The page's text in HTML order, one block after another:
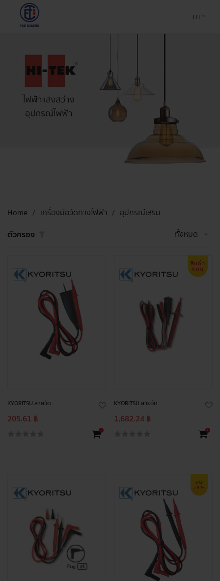
TH
Home เครื่องมือวัดทางไฟฟ้า
อุปกรณ์เสริม
ตัวกรอง
ทั้งหมด
KYORITSU สายวัด
205.61 ฿
+
สินค้า
หมด
KYORITSU สายวัด
1,682.24 ฿
+
ลด
28%